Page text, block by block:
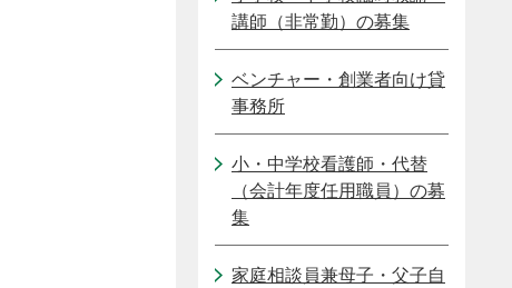
講師（非常勤）の募集
ベンチャー・創業者向け貸
事務所
小・中学校看護師・代替
（会計年度任用職員）の募
集
家庭相談員兼母子・父子自